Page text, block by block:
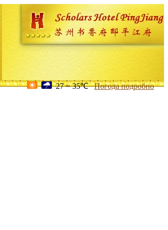
27 ~ 35℃ Погода подробно